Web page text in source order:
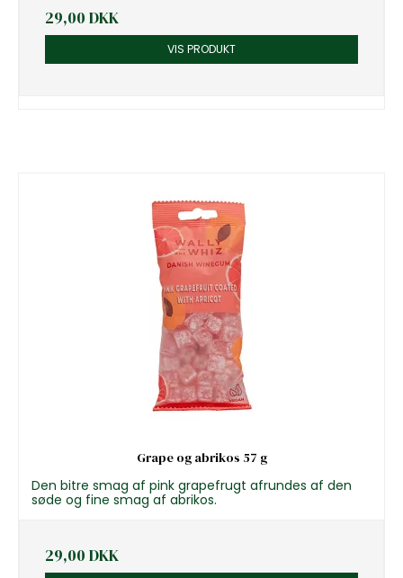
29,00 DKK
VIS PRODUKT
Grape og abrikos 57 g
Den bitre smag af pink grapefrugt afrundes af den
søde og fine smag af abrikos.
29,00 DKK